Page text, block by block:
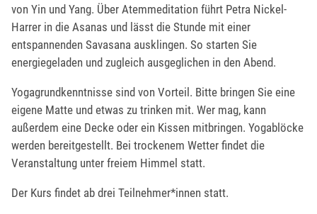
von Yin und Yang. Über Atemmeditation führt Petra Nickel-
Harrer in die Asanas und lässt die Stunde mit einer
entspannenden Savasana ausklingen. So starten Sie
energiegeladen und zugleich ausgeglichen in den Abend.
Yogagrundkenntnisse sind von Vorteil. Bitte bringen Sie eine
eigene Matte und etwas zu trinken mit. Wer mag, kann
außerdem eine Decke oder ein Kissen mitbringen. Yogablöcke
werden bereitgestellt. Bei trockenem Wetter findet die
Veranstaltung unter freiem Himmel statt.
Der Kurs findet ab drei Teilnehmer*innen statt.